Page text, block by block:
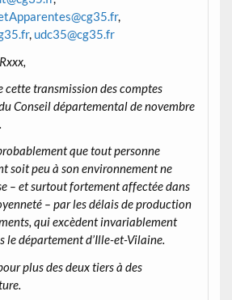
,
, udc35@cg35.fr
cette transmission des comptes
Conseil départemental de novembre
que tout personne
soit peu à son environnement ne
– et surtout fortement affectée dans
– par les délais de production
qui excèdent invariablement
le département d’Ille-et-Vilaine.
plus des deux tiers à des